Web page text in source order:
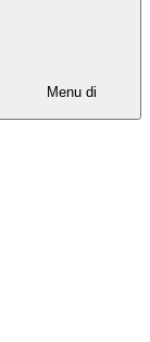
Menu di